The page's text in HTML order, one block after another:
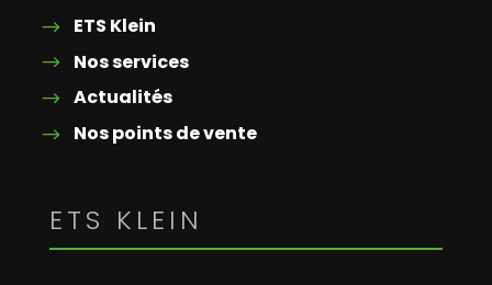
ETS Klein
Nos services
Actualités
Nos points de vente
ETS KLEIN